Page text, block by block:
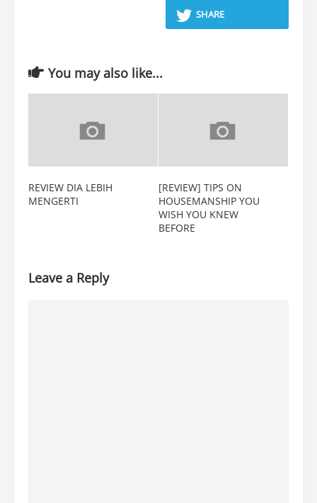
SHARE
You may also like...
REVIEW DIA LEBIH
MENGERTI
[REVIEW] TIPS ON
HOUSEMANSHIP YOU
WISH YOU KNEW
BEFORE
Leave a Reply